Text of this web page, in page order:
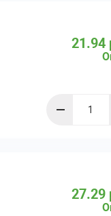
21.94
27.29